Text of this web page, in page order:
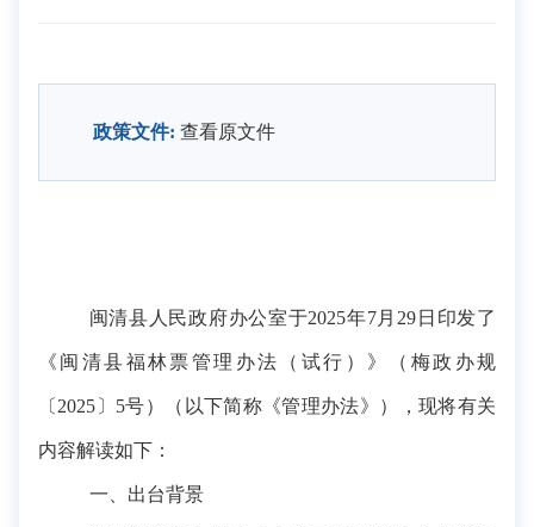
政策文件: 查看原文件
闽清县人民政府办公室于2025年7月 29 日印发了
《 闽清县福林票管理办法（试行）》 （梅政办规
〔2025 〕5号）（以下简称《管理办法》），现将有关
内容解读如下：
一、 出台背景